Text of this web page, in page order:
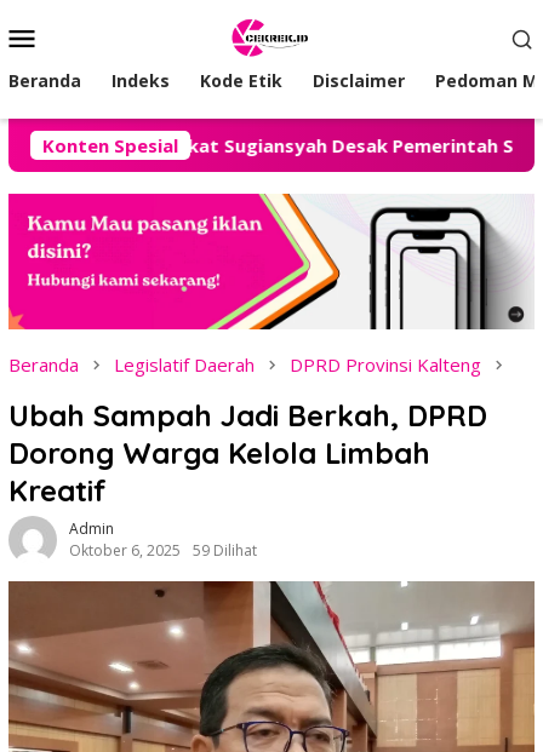
ke
Mobile
Beranda Indeks Kode Etik Disclaimer Pedoman
Konten Spesial
Advokat Sugiansyah Desak Pemerintah Segera
Beranda Legislatif Daerah DPRD Provinsi Kalteng
Ubah Sampah Jadi Berkah, DPRD
Dorong Warga Kelola Limbah
Kreatif
Admin
Oktober 6, 2025
59 Dilihat